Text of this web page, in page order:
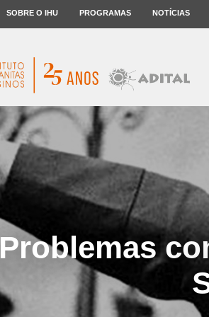
SOBRE O IHU PROGRAMAS NOTÍCIAS
Problemas